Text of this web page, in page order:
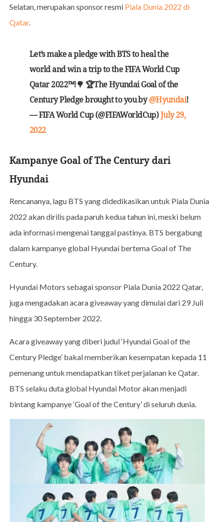
Selatan, merupakan sponsor resmi Piala Dunia 2022 di
Qatar.
Let’s make a pledge with BTS to heal the
world and win a trip to the FIFA World Cup
Qatar 2022™!🌳 🏆The Hyundai Goal of the
Century Pledge brought to you by@Hyundai!
— FIFA World Cup (@FIFAWorldCup)July 29,
2022
Kampanye Goal of The Century dari
Hyundai
Rencananya, lagu BTS yang didedikasikan untuk Piala Dunia
2022 akan dirilis pada paruh kedua tahun ini, meski belum
ada informasi mengenai tanggal pastinya. BTS bergabung
dalam kampanye global Hyundai bertema Goal of The
Century.
Hyundai Motors sebagai sponsor Piala Dunia 2022 Qatar,
juga mengadakan acara giveaway yang dimulai dari 29 Juli
hingga 30 September 2022.
Acara giveaway yang diberi judul ‘Hyundai Goal of the
Century Pledge’ bakal memberikan kesempatan kepada 11
pemenang untuk mendapatkan tiket perjalanan ke Qatar.
BTS selaku duta global Hyundai Motor akan menjadi
bintang kampanye ‘Goal of the Century’ di seluruh dunia.